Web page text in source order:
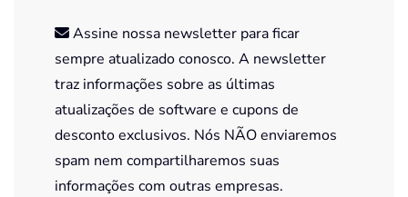
Assine nossa newsletter para ficar
sempre atualizado conosco. A newsletter
traz informações sobre as últimas
atualizações de software e cupons de
desconto exclusivos. Nós NÃO enviaremos
spam nem compartilharemos suas
informações com outras empresas.